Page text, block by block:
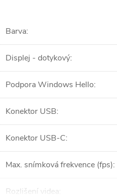
Barva:
Displej - dotykový:
Podpora Windows Hello:
Konektor USB:
Konektor USB-C:
Max. snímková frekvence (fps):
Rozlišení videa: